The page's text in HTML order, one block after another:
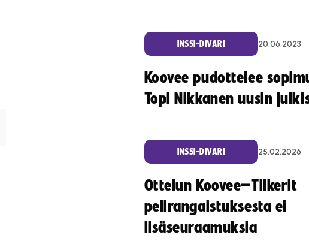
INSSI-DIVARI 20.06.2023
Koovee pudottelee
Topi Nikkanen uusin
INSSI-DIVARI 25.02.2026
Ottelun Koovee–Tiikerit
pelirangaistuksesta ei
lisäseuraamuksia